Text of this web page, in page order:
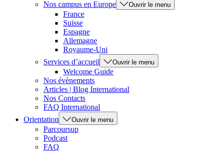
Nos campus en Europe
Ouvrir le menu
France
Suisse
Espagne
Allemagne
Royaume-Uni
Services d’accueil
Ouvrir le menu
Welcome Guide
Nos évènements
Articles | Blog International
Nos Contacts
FAQ International
Orientation
Ouvrir le menu
Parcoursup
Podcast
FAQ